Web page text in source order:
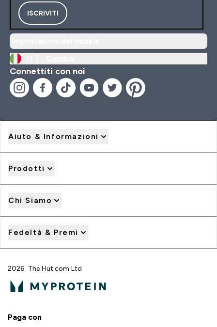
ISCRIVITI
Connettiti con noi
Aiuto & Informazioni
Prodotti
Chi Siamo
Fedeltà & Premi
2026 The Hut.com Ltd
Paga con